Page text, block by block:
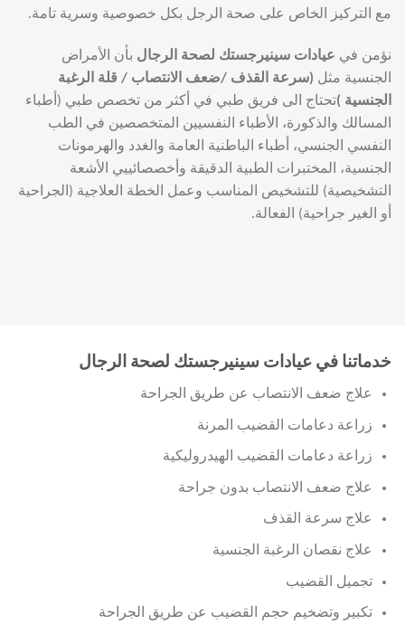
مع التركيز الخاص على صحة الرجل بكل خصوصية وسرية تامة.
نؤمن في عيادات سينيرجستك لصحة الرجال بأن الأمراض
الجنسية مثل (سرعة القذف /ضعف الانتصاب / قلة الرغبة
الجنسية )تحتاج الى فريق طبي في أكثر من تخصص طبي (أطباء
المسالك والذكورة، الأطباء النفسيين المتخصصين في الطب
النفسي الجنسي، أطباء الباطنية العامة والغدد والهرمونات
الجنسية، المختبرات الطبية الدقيقة وأخصصائييي الأشعة
التشخيصية) للتشخيص المناسب وعمل الخطة العلاجية (الجراحية
أو الغير جراحية) الفعالة.
خدماتنا في عيادات سينيرجستك لصحة الرجال
علاج ضعف الانتصاب عن طريق الجراحة
زراعة دعامات القضيب المرنة
زراعة دعامات القضيب الهيدروليكية
علاج ضعف الانتصاب بدون جراحة
علاج سرعة القذف
علاج نقصان الرغبة الجنسية
تجميل القضيب
تكبير وتضخيم حجم القضيب عن طريق الجراحة